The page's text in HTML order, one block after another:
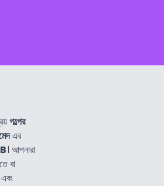
গল্পের
এর
। আপনারা
বা